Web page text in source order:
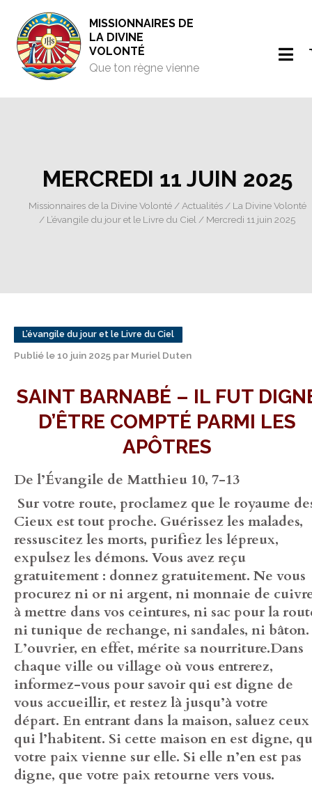
MISSIONNAIRES DE
LA DIVINE
VOLONTÉ
Que ton règne vienne
MERCREDI 11 JUIN 2025
Missionnaires de la Divine Volonté/ Actualités/ La Divine Volonté
/ L’évangile du jour et le Livre du Ciel / Mercredi 11 juin 2025
L’évangile du jour et le Livre du Ciel
Publié le 10 juin 2025 par Muriel Duten
SAINT BARNABÉ – IL FUT
D’ÊTRE COMPTÉ PARMI LES
APÔTRES
De l’Évangile de Matthieu 10, 7-13
Sur votre route, proclamez que le royaume
Cieux est tout proche. Guérissez les malades,
ressuscitez les morts, purifiez les lépreux,
expulsez les démons. Vous avez reçu
gratuitement : donnez gratuitement. Ne vous
procurez ni or ni argent, ni monnaie de
à mettre dans vos ceintures, ni sac pour la
ni tunique de rechange, ni sandales, ni bâton.
L’ouvrier, en effet, mérite sa nourriture.Dans
chaque ville ou village où vous entrerez,
informez-vous pour savoir qui est digne de
vous accueillir, et restez là jusqu’à votre
départ. En entrant dans la maison, saluez ceux
qui l’habitent. Si cette maison en est digne,
votre paix vienne sur elle. Si elle n’en est pas
digne, que votre paix retourne vers vous.